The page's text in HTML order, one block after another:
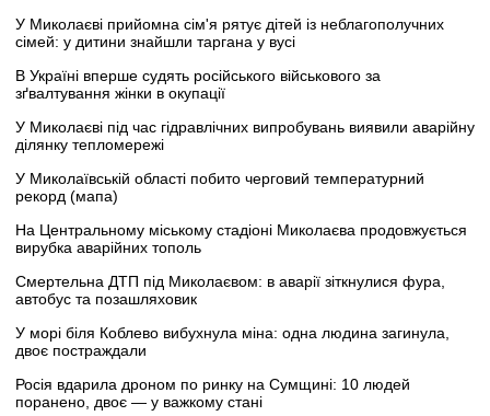
У Миколаєві прийомна сім'я рятує дітей із неблагополучних
сімей: у дитини знайшли таргана у вусі
В Україні вперше судять російського військового за
зґвалтування жінки в окупації
У Миколаєві під час гідравлічних випробувань виявили аварійну
ділянку тепломережі
У Миколаївській області побито черговий температурний
рекорд (мапа)
На Центральному міському стадіоні Миколаєва продовжується
вирубка аварійних тополь
Смертельна ДТП під Миколаєвом: в аварії зіткнулися фура,
автобус та позашляховик
У морі біля Коблево вибухнула міна: одна людина загинула,
двоє постраждали
Росія вдарила дроном по ринку на Сумщині: 10 людей
поранено, двоє — у важкому стані